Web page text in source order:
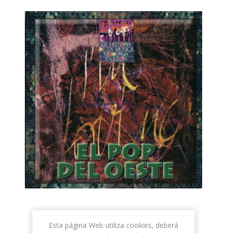
Esta página Web utiliza cookies, deberá